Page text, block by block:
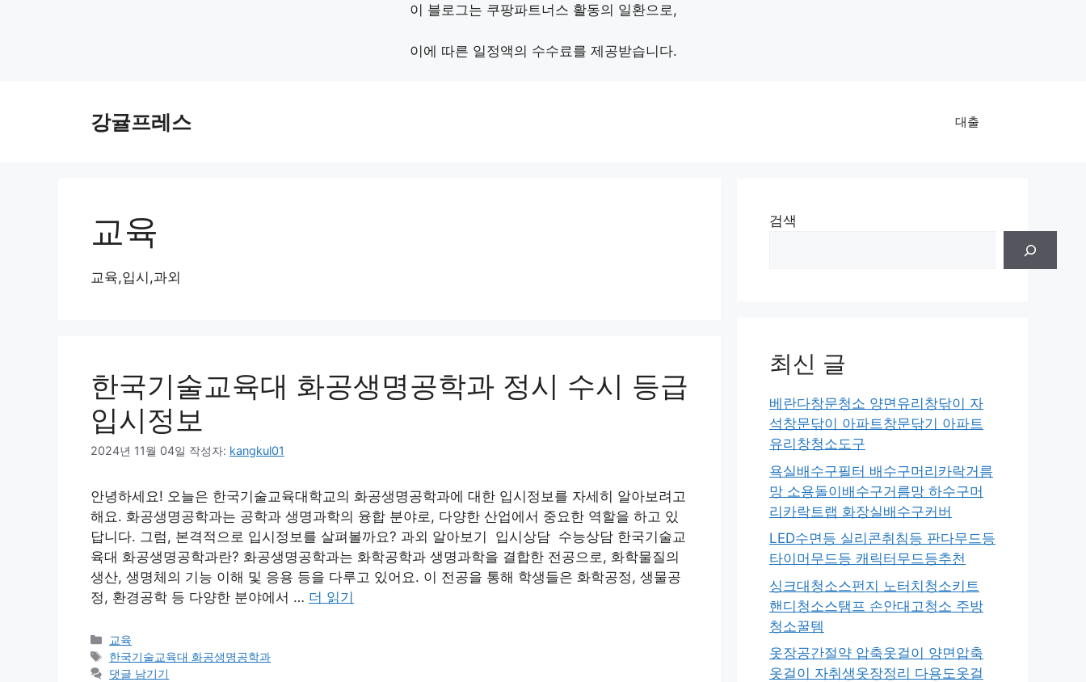
이 블로그는 쿠팡파트너스 활동의 일환으로,
이에 따른 일정액의 수수료를 제공받습니다.
강귤프레스 대출
교육
교육,입시,과외
한국기술교육대 화공생명공학과 정시 수시 등급
입시정보
2024년 11월 04일 작성자: kangkul01
안녕하세요! 오늘은 한국기술교육대학교의 화공생명공학과에 대한 입시정보를 자세히 알아보려고
해요. 화공생명공학과는 공학과 생명과학의 융합 분야로, 다양한 산업에서 중요한 역할을 하고 있
답니다. 그럼, 본격적으로 입시정보를 살펴볼까요? 과외 알아보기 입시상담 수능상담 한국기술교
육대 화공생명공학과란? 화공생명공학과는 화학공학과 생명과학을 결합한 전공으로, 화학물질의
생산, 생명체의 기능 이해 및 응용 등을 다루고 있어요. 이 전공을 통해 학생들은 화학공정, 생물공
정, 환경공학 등 다양한 분야에서 … 더 읽기
카
테
고
교육
태
그
한국기술교육대 화공생명공학과
댓글 남기기
검색
최신 글
베란다창문청소 양면유리창닦이 자
석창문닦이 아파트창문닦기 아파트
유리창청소도구
욕실배수구필터 배수구머리카락거름
망 소용돌이배수구거름망 하수구머
리카락트랩 화장실배수구커버
LED수면등 실리콘취침등 판다무드등
타이머무드등 캐릭터무드등추천
싱크대청소스펀지 노터치청소키트
핸디청소스탬프 손안대고청소 주방
청소꿀템
옷장공간절약 압축옷걸이 양면압축
옷걸이 자취생옷장정리 다용도옷걸